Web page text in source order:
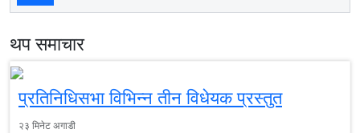
थप समाचार
प्रतिनिधिसभा विभिन्न तीन विधेयक प्रस्तुत
२३ मिनेट अगाडी